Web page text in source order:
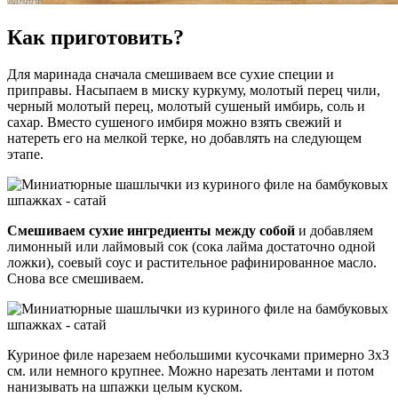
Как приготовить?
Для маринада сначала смешиваем все сухие специи и
приправы. Насыпаем в миску куркуму, молотый перец чили,
черный молотый перец, молотый сушеный имбирь, соль и
сахар. Вместо сушеного имбиря можно взять свежий и
натереть его на мелкой терке, но добавлять на следующем
этапе.
Смешиваем сухие ингредиенты между собой и добавляем
лимонный или лаймовый сок (сока лайма достаточно одной
ложки), соевый соус и растительное рафинированное масло.
Снова все смешиваем.
Куриное филе нарезаем небольшими кусочками примерно 3х3
см. или немного крупнее. Можно нарезать лентами и потом
нанизывать на шпажки целым куском.